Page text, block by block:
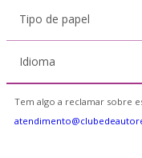
Tipo de papel
Idioma
Tem algo a reclamar sobre